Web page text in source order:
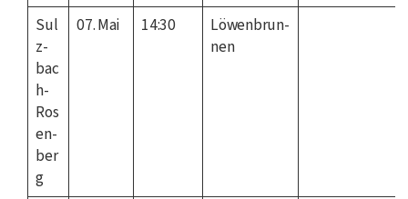
Sul
z­
bac
h-
Ros
en­
ber
g
07. Mai 14:30
Löwen­brun­
nen